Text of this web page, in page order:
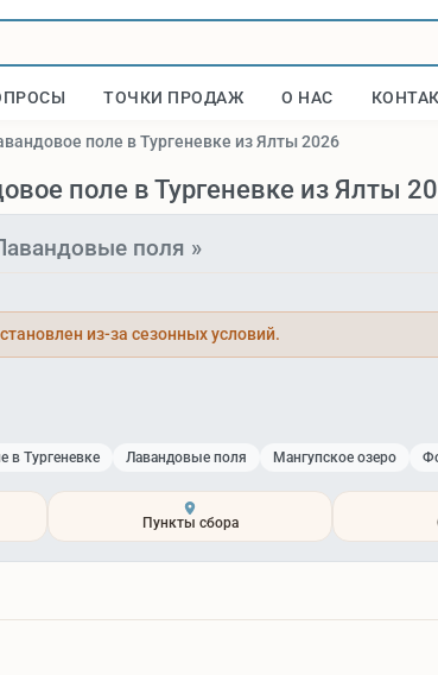
ТОЧКИ ПРОДАЖ О НАС
поле в Тургеневке из Ялты 2026
поле в Тургеневке из Ялты
поля »
из-за сезонных условий.
в Тургеневке Лавандовые поля Мангупское озеро
Пункты сбора